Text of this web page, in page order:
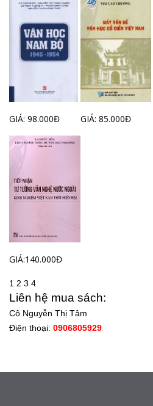
GIÁ: 98.000Đ GIÁ: 85.000Đ
GIÁ:140.000Đ
1 2 3 4
Liên hệ mua sách:
Cô Nguyễn Thị Tâm
Điện thoại: 0906805929